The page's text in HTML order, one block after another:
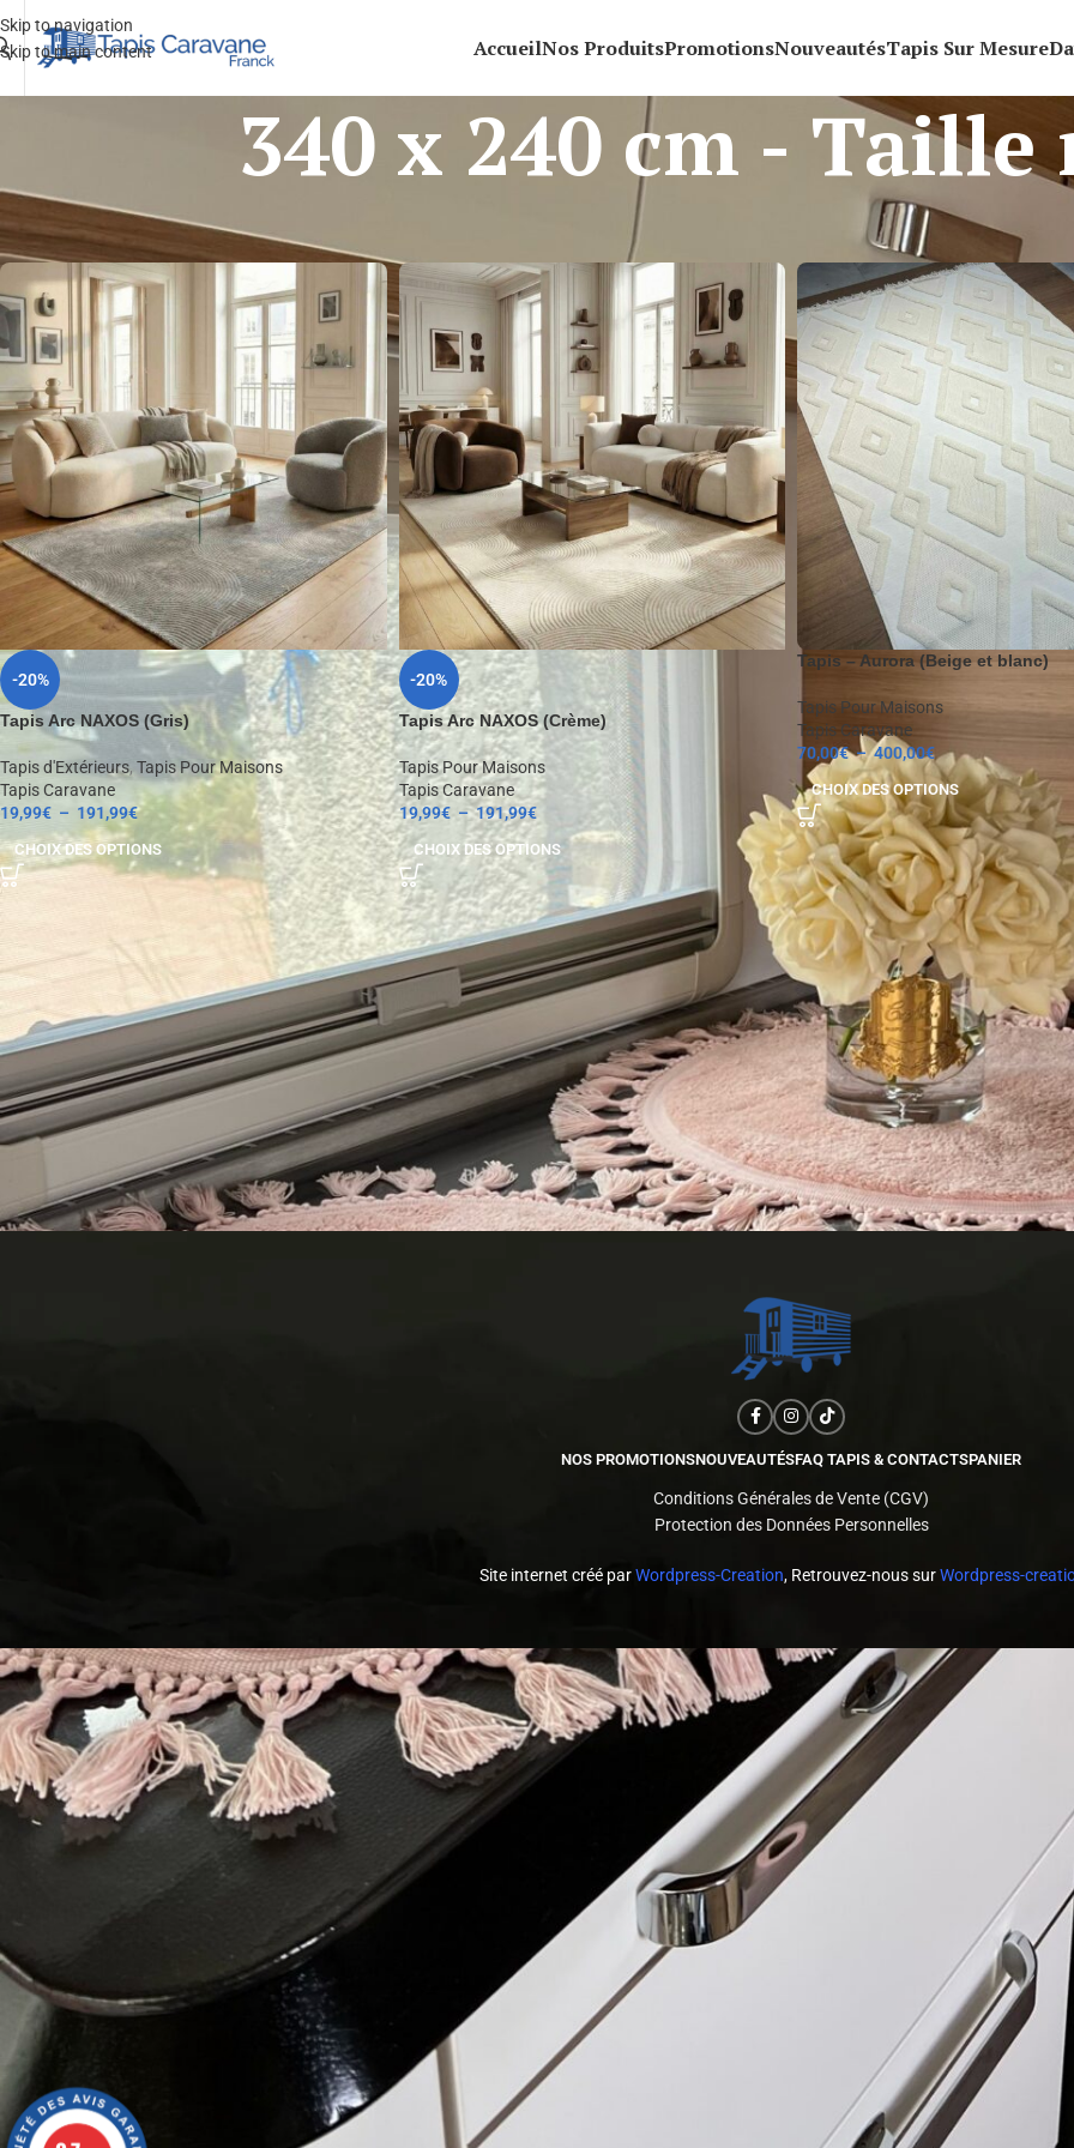
Skip to navigation
Skip to main content
AccueilNos ProduitsPromotionsNouveautésTapis Sur Mesure
340 x 240 cm - Taille
-20%
Tapis Arc NAXOS (Gris)
Tapis d'Extérieurs, Tapis Pour Maisons
Tapis Caravane
19,99€ – 191,99€
CHOIX DES OPTIONS
-20%
Tapis Arc NAXOS (Crème)
Tapis Pour Maisons
Tapis Caravane
19,99€ –191,99€
CHOIX DES OPTIONS
Tapis – Aurora (Beige et blanc)
Tapis Pour Maisons
Tapis Caravane
70,00€–400,00€
CHOIX DES OPTIONS
NOS PROMOTIONSNOUVEAUTÉSFAQ TAPIS & CONTACTSPANIER
Conditions Générales de Vente (CGV)
Protection des Données Personnelles
Site internet créé parWordpress-Creation, Retrouvez-nous surWordpress-
Copyright © 2024 Tapis Caravane | Tous droits réservés